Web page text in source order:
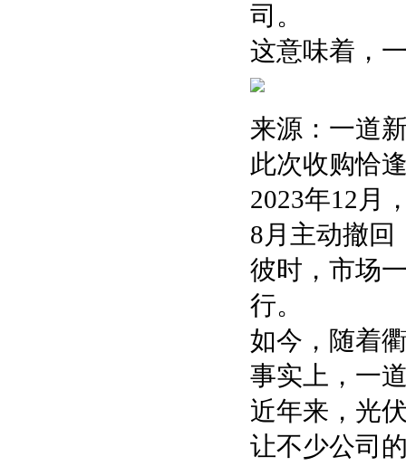
司。
这意味着，
来源：一道
此次收购恰
2023年12月
8月主动撤回
彼时，市场
行。
如今，随着
事实上，一
近年来，光
让不少公司